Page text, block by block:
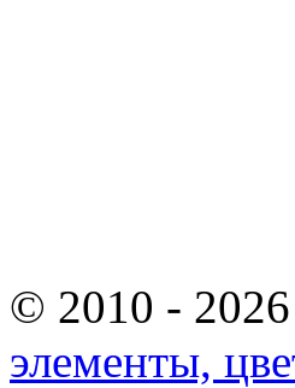
© 2010 -
элементы,